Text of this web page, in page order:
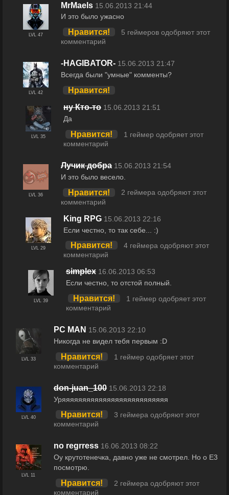
LVL 47
MrMaels 15.06.2013 21:44
И это было ужасно
Нравится!
5 геймеров одобряют этот
комментарий
LVL 42
-HAGIBATOR- 15.06.2013 21:47
Всегда были "умные" комменты?
Нравится!
LVL 35
ну Кто-то 15.06.2013 21:51
Да
Нравится!
1 геймер одобряет этот
комментарий
LVL 36
Лучик добра 15.06.2013 21:54
И это было весело.
Нравится!
2 геймера одобряют этот
комментарий
LVL 29
King RPG 15.06.2013 22:16
Если честно, то так себе... :)
Нравится!
4 геймера одобряют этот
комментарий
LVL 39
simplex 16.06.2013 06:53
Если честно, то отстой полный.
Нравится!
1 геймер одобряет этот
комментарий
LVL 33
PC MAN 15.06.2013 22:10
Никогда не видел тебя первым :D
Нравится!
1 геймер одобряет этот
комментарий
LVL 40
don-juan_100 15.06.2013 22:18
Уряяяяяяяяяяяяяяяяяяяяяяяяяя
Нравится!
3 геймера одобряют этот
комментарий
LVL 11
no regrress 16.06.2013 08:22
Оу крутотенечка, давно уже не смотрел. Но о Е3
посмотрю.
Нравится!
2 геймера одобряют этот
комментарий